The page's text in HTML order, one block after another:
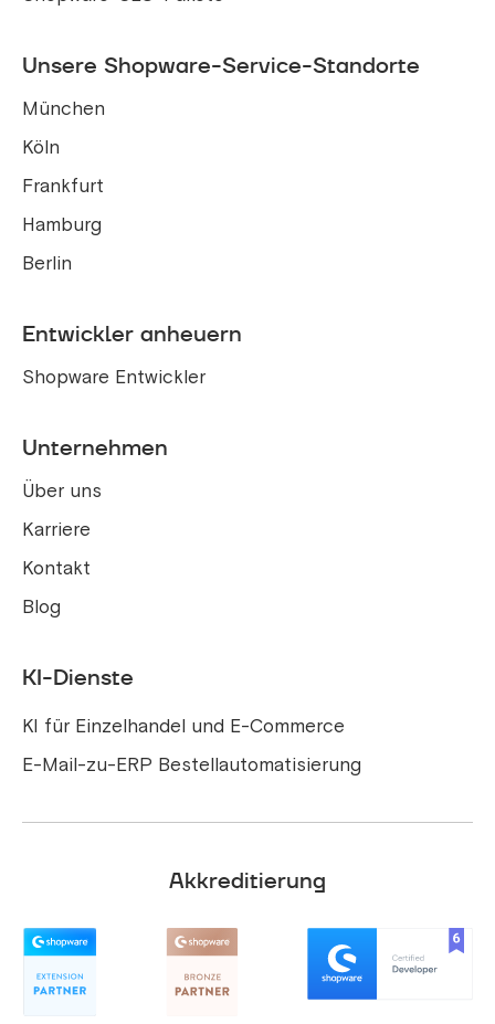
Unsere Shopware-Service-Standorte
München
Köln
Frankfurt
Hamburg
Berlin
Entwickler anheuern
Shopware Entwickler
Unternehmen
Über uns
Karriere
Kontakt
Blog
KI-Dienste
KI für Einzelhandel und E-Commerce
E-Mail-zu-ERP Bestellautomatisierung
Akkreditierung